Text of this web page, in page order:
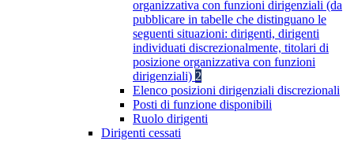
organizzativa con funzioni dirigenziali (da
pubblicare in tabelle che distinguano le
seguenti situazioni: dirigenti, dirigenti
individuati discrezionalmente, titolari di
posizione organizzativa con funzioni
dirigenziali) 2
Elenco posizioni dirigenziali discrezionali
Posti di funzione disponibili
Ruolo dirigenti
Dirigenti cessati